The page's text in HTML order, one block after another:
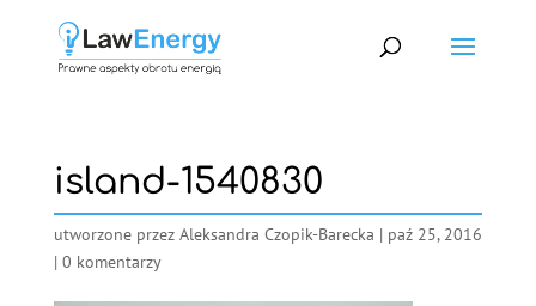
island-1540830
utworzone przez Aleksandra Czopik-Barecka | paź 25, 2016
| 0 komentarzy